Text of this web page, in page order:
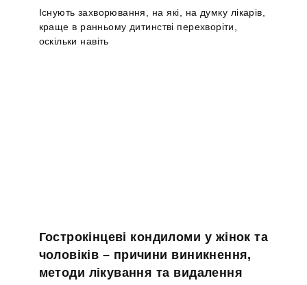
Існують захворювання, на які, на думку лікарів,
краще в ранньому дитинстві перехворіти,
оскільки навіть
Гострокінцеві кондиломи у жінок та
чоловіків – причини виникнення,
методи лікування та видалення